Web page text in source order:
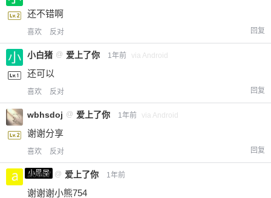
还不错啊
喜欢 反对 回复
小白猪 @ 爱上了你 1年前 via Android
还可以
喜欢 反对 回复
wbhsdoj @ 爱上了你 1年前 via Android
谢谢分享
喜欢 反对 回复
小黑屋
a0987 @ 爱上了你 1年前
谢谢谢小熊754